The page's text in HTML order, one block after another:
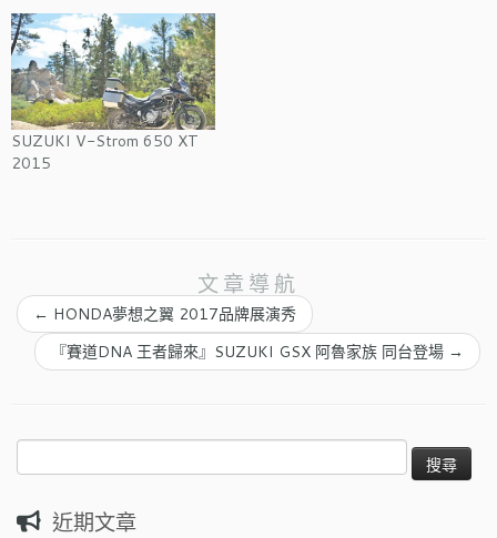
SUZUKI V-Strom 650 XT
2015
文章導航
← HONDA夢想之翼 2017品牌展演秀
『賽道DNA 王者歸來』SUZUKI GSX 阿魯家族 同台登場 →
尋
鍵
近期文章